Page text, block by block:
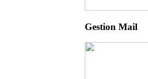
Gestion Mail